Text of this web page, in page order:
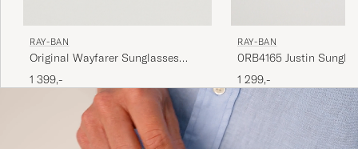
RAY-BAN
Original Wayfarer Sunglasses
Tortoise/Crystal Green
1 399,-
RAY-BAN
0RB4165 Justin
Black
1 299,-